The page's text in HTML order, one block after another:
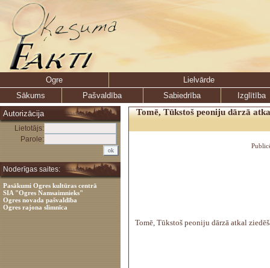
Ogre
Lielvārde
Sākums
Pašvaldība Sabiedrība
Izglītība
Autorizācija
Lietotājs:
Parole:
Noderīgas saites:
Pasākumi Ogres kultūras centrā
SIA "Ogres Namsaimnieks"
Ogres novada pašvaldība
Ogres rajona slimnīca
Tomē, Tūkstoš peoniju dārzā
Tomē, Tūkstoš peoniju dārzā atkal